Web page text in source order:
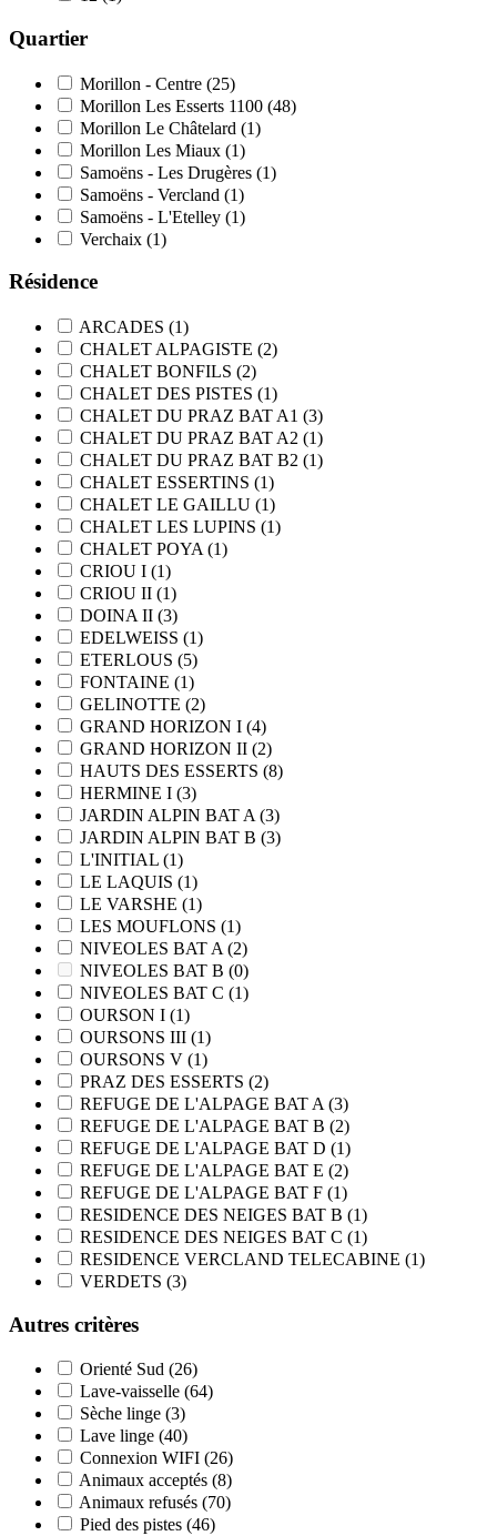
Quartier
Morillon - Centre (25)
Morillon Les Esserts 1100 (48)
Morillon Le Châtelard (1)
Morillon Les Miaux (1)
Samoëns - Les Drugères (1)
Samoëns - Vercland (1)
Samoëns - L'Etelley (1)
Verchaix (1)
Résidence
ARCADES (1)
CHALET ALPAGISTE (2)
CHALET BONFILS (2)
CHALET DES PISTES (1)
CHALET DU PRAZ BAT A1 (3)
CHALET DU PRAZ BAT A2 (1)
CHALET DU PRAZ BAT B2 (1)
CHALET ESSERTINS (1)
CHALET LE GAILLU (1)
CHALET LES LUPINS (1)
CHALET POYA (1)
CRIOU I (1)
CRIOU II (1)
DOINA II (3)
EDELWEISS (1)
ETERLOUS (5)
FONTAINE (1)
GELINOTTE (2)
GRAND HORIZON I (4)
GRAND HORIZON II (2)
HAUTS DES ESSERTS (8)
HERMINE I (3)
JARDIN ALPIN BAT A (3)
JARDIN ALPIN BAT B (3)
L'INITIAL (1)
LE LAQUIS (1)
LE VARSHE (1)
LES MOUFLONS (1)
NIVEOLES BAT A (2)
NIVEOLES BAT B (0)
NIVEOLES BAT C (1)
OURSON I (1)
OURSONS III (1)
OURSONS V (1)
PRAZ DES ESSERTS (2)
REFUGE DE L'ALPAGE BAT A (3)
REFUGE DE L'ALPAGE BAT B (2)
REFUGE DE L'ALPAGE BAT D (1)
REFUGE DE L'ALPAGE BAT E (2)
REFUGE DE L'ALPAGE BAT F (1)
RESIDENCE DES NEIGES BAT B (1)
RESIDENCE DES NEIGES BAT C (1)
RESIDENCE VERCLAND TELECABINE (1)
VERDETS (3)
Autres critères
Orienté Sud (26)
Lave-vaisselle (64)
Sèche linge (3)
Lave linge (40)
Connexion WIFI (26)
Animaux acceptés (8)
Animaux refusés (70)
Pied des pistes (46)